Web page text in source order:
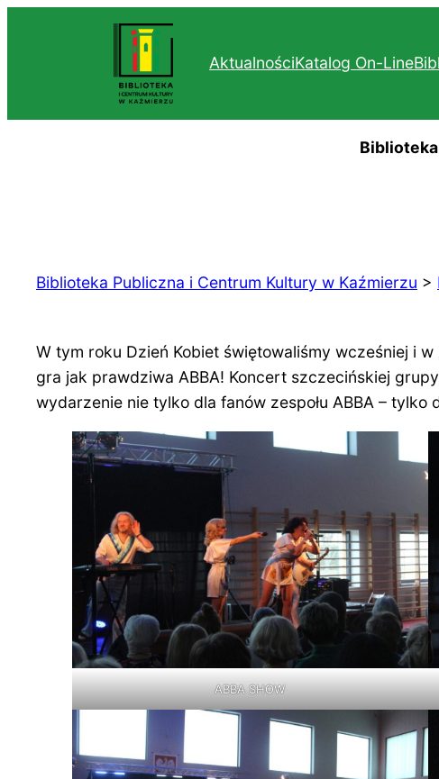
AktualnościKatalog On-Line
Biblioteka Publiczna i Centrum Kultury w Kaźmierzu >
W tym roku Dzień Kobiet świętowaliśmy wcześniej i
gra jak prawdziwa ABBA! Koncert szczecińskiej
wydarzenie nie tylko dla fanów zespołu ABBA –
ABBA SHOW